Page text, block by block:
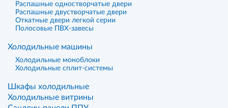
Распашные одностворчатые двери
Распашные двустворчатые двери
Откатные двери легкой серии
Полосовые ПВХ-завесы
Холодильные машины
Холодильные моноблоки
Холодильные сплит-системы
Шкафы холодильные
Холодильные витрины